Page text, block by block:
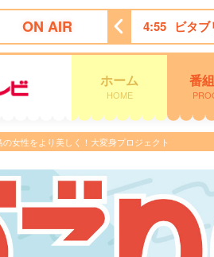
ON AIR
テレビショッピング 4:55 ビタ
ホーム
HOME
番
女性をより美しく！大変身プロジェクト